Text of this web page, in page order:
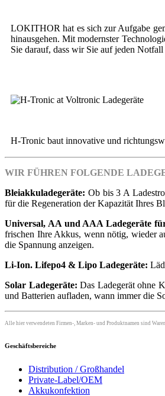
LOKITHOR hat es sich zur Aufgabe
hinausgehen. Mit modernster
Sie darauf, dass wir Sie auf jeden
H-Tronic baut innovative und
WIR FÜHREN FOLGENDE
Bleiakkuladegeräte: Ob bis 3 A
für die Regeneration der Kapazität Ihres
Universal, AA und AAA Ladegeräte
frischen Ihre Akkus, wenn nötig, wieder
die Spannung anzeigen.
Li-Ion. Lifepo4 & Lipo Ladegeräte:
Solar Ladegeräte: Das Ladegerät ohne
und Batterien aufladen, wann immer die
Alle hier verwendeten Firmen-, Marken- und Produktnamen sind
Geschäftsbereiche
Distribution / Großhandel
Private-Label/OEM
Akkukonfektion